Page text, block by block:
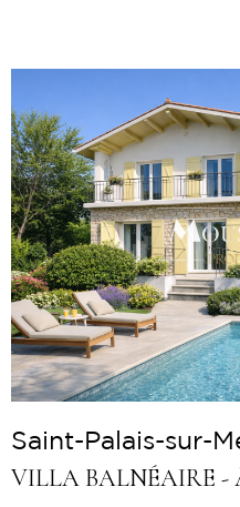
Saint-Palais-sur-
VILLA BALNÉAIRE -